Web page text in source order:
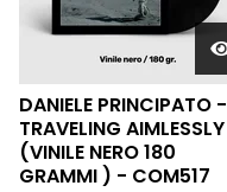
DANIELE PRINCIPATO -
TRAVELING AIMLESSLY
(VINILE NERO 180
GRAMMI ) - COM517